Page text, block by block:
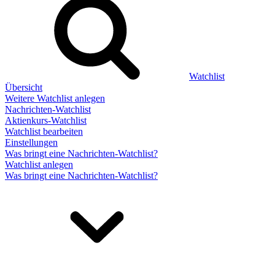
Watchlist
Übersicht
Weitere Watchlist anlegen
Nachrichten-Watchlist
Aktienkurs-Watchlist
Watchlist bearbeiten
Einstellungen
Was bringt eine Nachrichten-Watchlist?
Watchlist anlegen
Was bringt eine Nachrichten-Watchlist?